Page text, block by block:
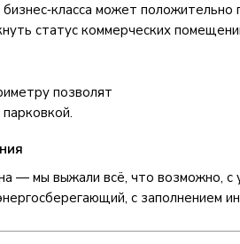
может положительно
статус коммерческих
позволят
— мы выжали всё, что возможно, с
с заполнением